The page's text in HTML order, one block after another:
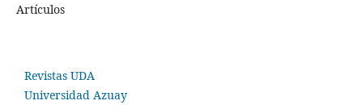
Artículos
Revistas UDA
Universidad Azuay